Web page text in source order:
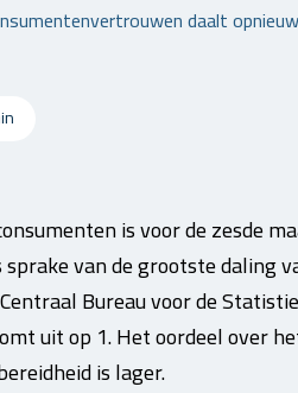
daalt opnieuw
is voor de zesde
sprake van de grootste daling
Bureau voor de
uit op 1. Het oordeel over
is lager.